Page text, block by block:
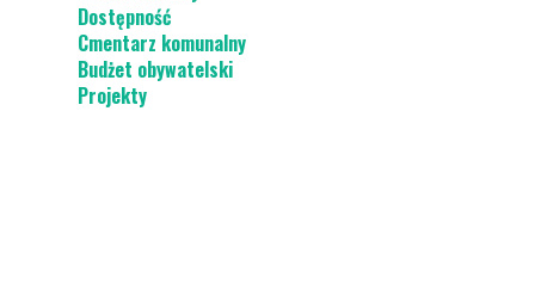
Dostępność
Cmentarz komunalny
Budżet obywatelski
Projekty